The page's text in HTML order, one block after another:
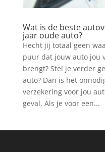
Wat is de beste
jaar oude auto?
Hecht jij totaal geen
puur dat jouw auto jou
brengt? Stel je verder
auto? Dan is het
verzekering voor jou
geval. Als je voor een...